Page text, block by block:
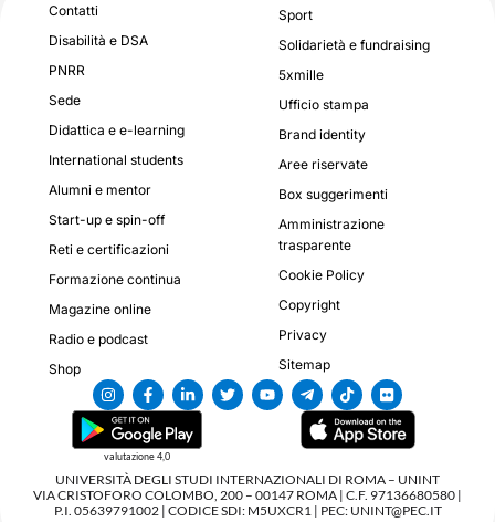
Contatti
Disabilità e DSA
PNRR
Sede
Didattica e e-learning
International students
Alumni e mentor
Start-up e spin-off
Reti e certificazioni
Formazione continua
Magazine online
Radio e podcast
Shop
Sport
Solidarietà e fundraising
5xmille
Ufficio stampa
Brand identity
Aree riservate
Box suggerimenti
Amministrazione
trasparente
Cookie Policy
Copyright
Privacy
Sitemap
valutazione 4,0
UNIVERSITÀ DEGLI STUDI INTERNAZIONALI DI ROMA – UNINT
VIA CRISTOFORO COLOMBO, 200 – 00147 ROMA | C.F. 97136680580 |
P.I. 05639791002 | CODICE SDI: M5UXCR1 | PEC: UNINT@PEC.IT